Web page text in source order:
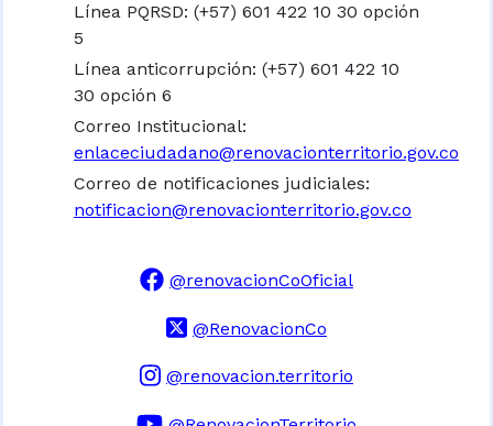
Línea PQRSD: (+57) 601 422 10 30 opción
5
Línea anticorrupción: (+57) 601 422 10
30 opción 6
Correo Institucional:
enlaceciudadano@renovacionterritorio.gov.co
Correo de notificaciones judiciales:
notificacion@renovacionterritorio.gov.co
@renovacionCoOficial
@RenovacionCo
@renovacion.territorio